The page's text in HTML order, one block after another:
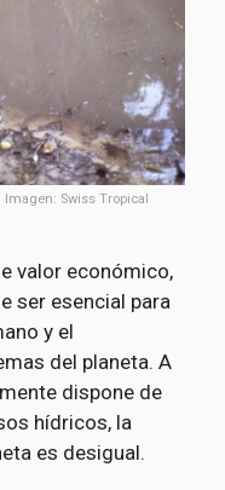
Swiss Tropical
valor económico,
ser esencial para
y el
del planeta. A
dispone de
hídricos, la
es desigual.